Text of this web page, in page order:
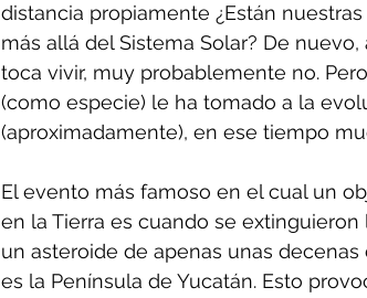
distancia propiamente ¿Están
más allá del Sistema Solar? De
toca vivir, muy probablemente no.
(como especie) le ha tomado a la
(aproximadamente), en ese tiempo
El evento más famoso en el cual un
en la Tierra es cuando se
un asteroide de apenas unas
es la Península de Yucatán. Esto